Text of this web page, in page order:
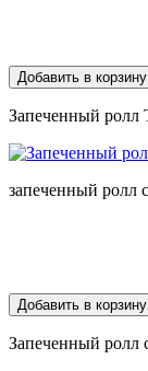
Добавить в корзину
Запеченный ролл
запеченный ролл
Добавить в корзину
Запеченный ролл